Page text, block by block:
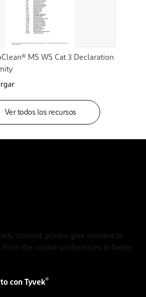
MS WS Cat 3 Declaration
Ver todos los recursos
content, please give consent to
from the cookie preferences in footer
con Tyvek®